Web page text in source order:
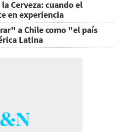
Cerveza: cuando el
en experiencia
a Chile como "el país
Latina